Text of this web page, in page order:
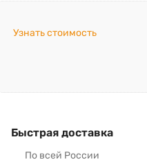
Узнать стоимость
Быстрая доставка
По всей России